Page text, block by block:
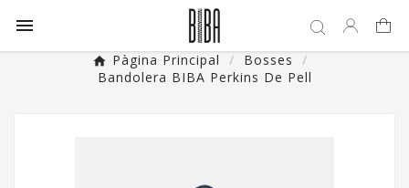

Pàgina Principal
Bosses
Bandolera BIBA Perkins De Pell